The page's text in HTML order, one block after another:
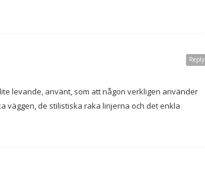
Reply
levande, använt, som att någon verkligen använder
väggen, de stilistiska raka linjerna och det enkla